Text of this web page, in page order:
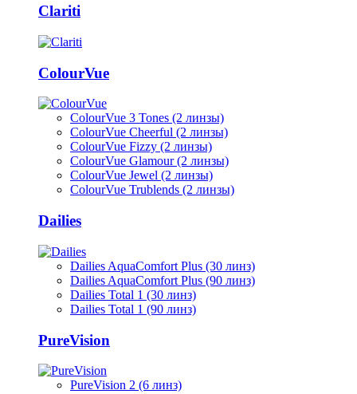
Clariti
ColourVue
ColourVue 3 Tones (2 линзы)
ColourVue Cheerful (2 линзы)
ColourVue Fizzy (2 линзы)
ColourVue Glamour (2 линзы)
ColourVue Jewel (2 линзы)
ColourVue Trublends (2 линзы)
Dailies
Dailies AquaComfort Plus (30 линз)
Dailies AquaComfort Plus (90 линз)
Dailies Total 1 (30 линз)
Dailies Total 1 (90 линз)
PureVision
PureVision 2 (6 линз)